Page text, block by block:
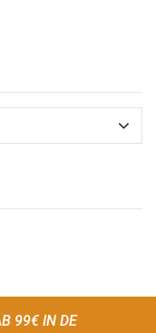
99€ IN DE